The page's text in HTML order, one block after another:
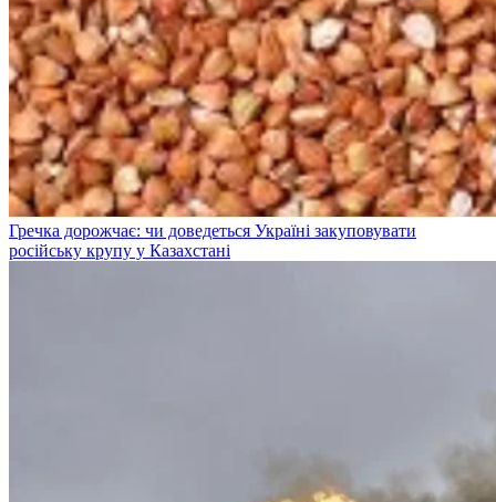
Гречка дорожчає: чи доведеться Україні закуповувати
російську крупу у Казахстані